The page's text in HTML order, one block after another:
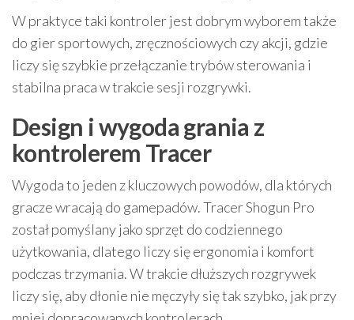
W praktyce taki kontroler jest dobrym wyborem także
do gier sportowych, zręcznościowych czy akcji, gdzie
liczy się szybkie przełączanie trybów sterowania i
stabilna praca w trakcie sesji rozgrywki.
Design i wygoda grania z
kontrolerem Tracer
Wygoda to jeden z kluczowych powodów, dla których
gracze wracają do gamepadów. Tracer Shogun Pro
został pomyślany jako sprzęt do codziennego
użytkowania, dlatego liczy się ergonomia i komfort
podczas trzymania. W trakcie dłuższych rozgrywek
liczy się, aby dłonie nie męczyły się tak szybko, jak przy